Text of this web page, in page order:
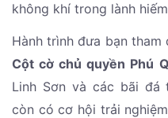
không khí trong lành
Hành trình đưa bạn
Cột cờ chủ quyền Phú
Linh Sơn và các bãi đá
còn có cơ hội trải